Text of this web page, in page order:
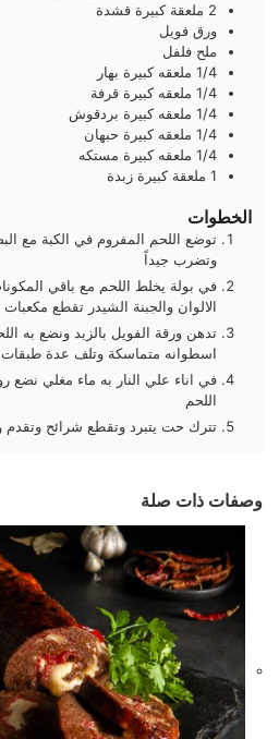
2 ملعقة كبيرة قشدة
ورق فويل
ملح فلفل
1/4 ملعقه كبيرة بهار
1/4 ملعقه كبيرة قرفة
1/4 ملعقه كبيرة بردقوش
1/4 ملعقه كبيرة حبهان
1/4 ملعقه كبيرة مستكه
1 ملعقة كبيرة زبدة
الخطوات
توضع اللحم المفروم في الكبة مع
وتضرب جيداً
في بولة يخلط اللحم مع باقي
الالوان والجبنة الشيدر تقطع مكعبات
تدهن ورقة الفويل بالزبد ونضع به
اسطوانه متماسكة وتلف عدة طبقات
في اناء علي النار به ماء مغلي
اللحم
تترك حت يتبرد وتقطع شرائح وتقدم
وصفات ذات صلة